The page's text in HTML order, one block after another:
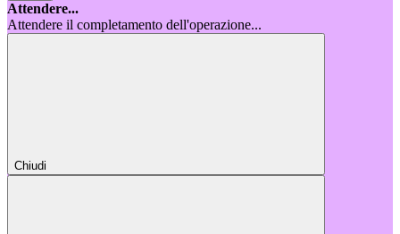
Attendere...
Attendere il completamento dell'operazione...
Chiudi